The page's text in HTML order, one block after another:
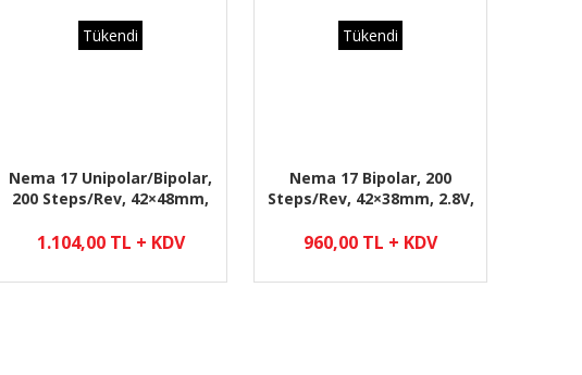
Tükendi
Nema 17 Unipolar/Bipolar,
200 Steps/Rev, 42×48mm,
1.104,00 TL + KDV
Tükendi
Nema 17 Bipolar, 200
Steps/Rev, 42×38mm, 2.8V,
960,00 TL + KDV